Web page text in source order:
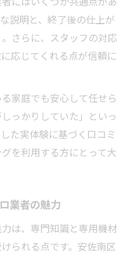
説明と、終了後の仕上が
さらに、スタッフの対応
応じてくれる点が信頼に
家庭でも安心して任せら
っかりしていた」といっ
た実体験に基づく口コミ
を利用する方にとって大
業者の魅力
は、専門知識と専用機材
られる点です。安佐南区